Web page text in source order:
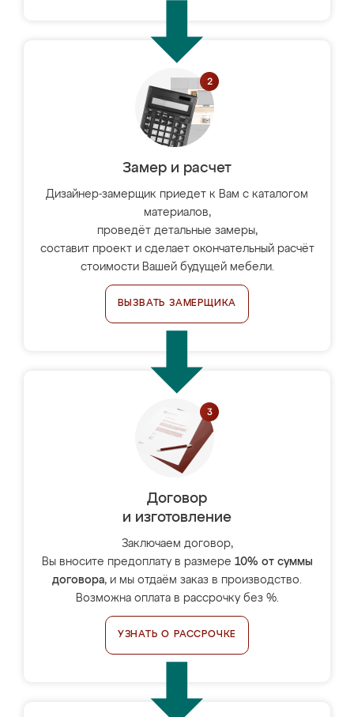
Замер и расчет
Дизайнер-замерщик приедет к Вам с каталогом
материалов,
проведёт детальные замеры,
составит проект и сделает окончательный расчёт
стоимости Вашей будущей мебели.
ВЫЗВАТЬ ЗАМЕРЩИКА
Договор
и изготовление
Заключаем договор,
Вы вносите предоплату в размере 10% от суммы
договора, и мы отдаём заказ в производство.
Возможна оплата в рассрочку без %.
УЗНАТЬ О РАССРОЧКЕ